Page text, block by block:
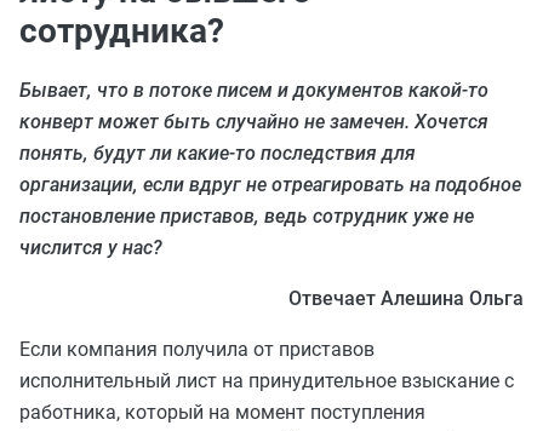
сотрудника?
Бывает, что в потоке писем и документов какой-то
конверт может быть случайно не замечен. Хочется
понять, будут ли какие-то последствия для
организации, если вдруг не отреагировать на подобное
постановление приставов, ведь сотрудник уже не
числится у нас?
Отвечает Алешина Ольга
Если компания получила от приставов
исполнительный лист на принудительное взыскание с
работника, который на момент поступления